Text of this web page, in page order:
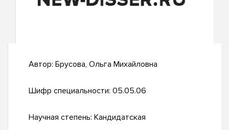
Автор: Брусова, Ольга Михайловна
Шифр специальности: 05.05.06
Научная степень: Кандидатская